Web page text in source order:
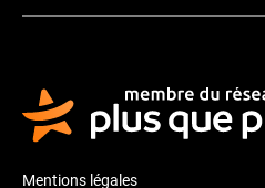
Mentions légales